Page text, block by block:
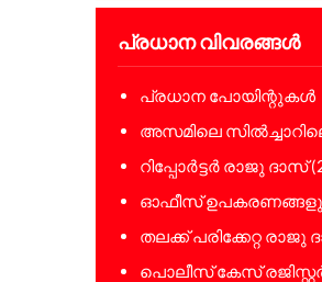
പ്രധാന വിവരങ്ങൾ
പ്രധാന പോയിന്റുകൾ
അസമിലെ
റിപ്പോർട്ടർ രാജു ദാസ്
ഓഫീസ്
തലക്ക് പരിക്കേറ്റ
പൊലീസ് കേസ്